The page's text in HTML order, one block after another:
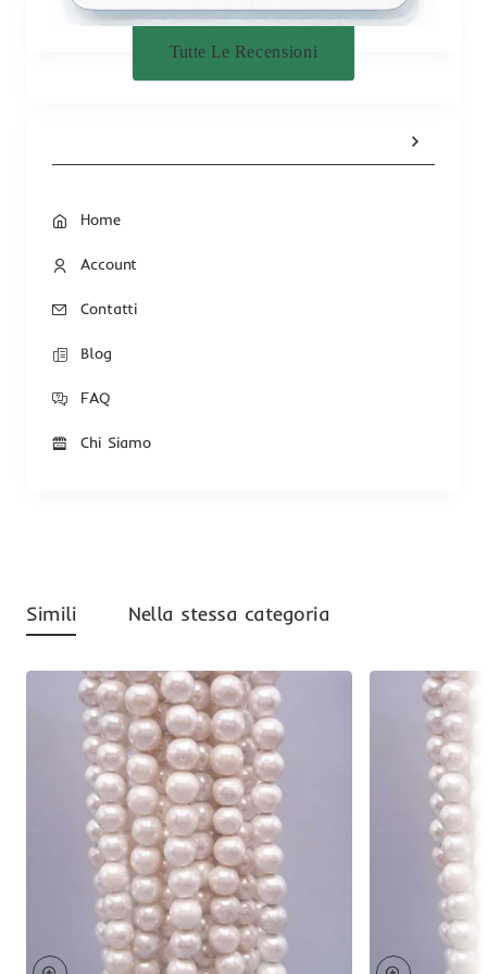
Tutte Le Recensioni
Home
Account
Contatti
Blog
FAQ
Chi Siamo
Simili Nella stessa categoria